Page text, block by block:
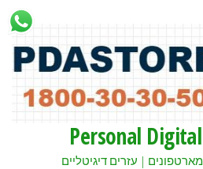
Personal
| עזרים דיגיטליים